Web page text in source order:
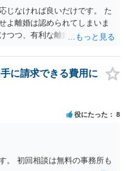
じなければ良いだけです。 た
よ離婚は認められてしまいま
つつ、有利な離婚条件での離
に請求できる費用に
役にたった 8
。 初回相談は無料の事務所も